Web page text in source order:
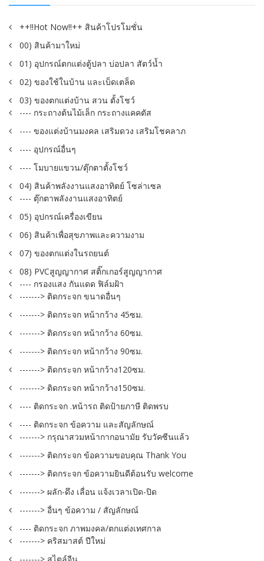
++!!Hot Now!!++ สินค้าโปรโมชั่น
00) สินค้ามาใหม่
01) อุปกรณ์ตกแต่งตู้ปลา บ่อปลา สัตว์น้ำ
02) ของใช้ในบ้าน และเบ็ดเตล็ด
03) ของตกแต่งบ้าน สวน ตั้งโชว์
---- กระถางต้นไม้เล็ก กระถางแคคตัส
---- ของแต่งบ้านมงคล เสริมดวง เสริมโชคลาภ
---- อุปกรณ์อื่นๆ
---- โมบายแขวน/ตุ๊กตาตั้งโชว์
04) สินค้าพลังงานแสงอาทิตย์ โซล่าเซล
---- ตุ๊กตาพลังงานแสงอาทิตย์
05) อุปกรณ์เครื่องเขียน
06) สินค้าเพื่อสุขภาพและความงาม
07) ของตกแต่งในรถยนต์
08) PVCสูญญากาศ สติ๊กเกอร์สูญญากาศ
---- กรองแสง กันแดด ฟิล์มฝ้า
-------> ติดกระจก ขนาดอื่นๆ
-------> ติดกระจก หน้ากว้าง 45ซม.
-------> ติดกระจก หน้ากว้าง 60ซม.
-------> ติดกระจก หน้ากว้าง 90ซม.
-------> ติดกระจก หน้ากว้าง120ซม.
-------> ติดกระจก หน้ากว้าง150ซม.
---- ติดกระจก .หน้ารถ ติดป้ายภาษี ติดพรบ
---- ติดกระจก ข้อความ และสัญลักษณ์
-------> กรุณาสวมหน้ากากอนามัย รับวัคซีนแล้ว
-------> ติดกระจก ข้อความขอบคุณ Thank You
-------> ติดกระจก ข้อความยินดีต้อนรับ welcome
-------> ผลัก-ดึง เลื่อน แจ้งเวลาเปิด-ปิด
-------> อื่นๆ ข้อความ / สัญลักษณ์
---- ติดกระจก ภาพมงคล/ตกแต่งเทศกาล
-------> คริสมาสต์ ปีใหม่
-------> สไตล์จีน